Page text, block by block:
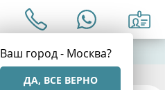
Ваш город - Москва?
ДА, ВСЕ ВЕРНО